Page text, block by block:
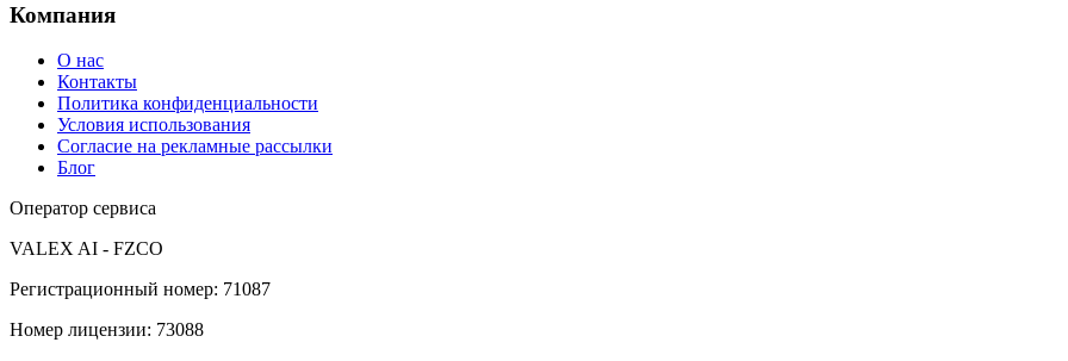
Компания
О нас
Контакты
Политика конфиденциальности
Условия использования
Согласие на рекламные рассылки
Блог
Оператор сервиса
VALEX AI - FZCO
Регистрационный номер: 71087
Номер лицензии: 73088